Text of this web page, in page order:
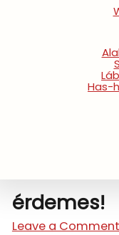
Has-
HIIT
érdemes!
Leave a Comment